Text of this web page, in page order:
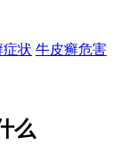
症状 牛皮癣危害
么